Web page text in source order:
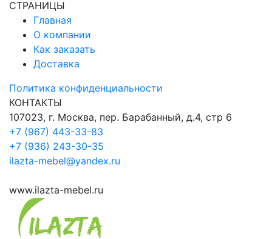
СТРАНИЦЫ
Главная
О компании
Как заказать
Доставка
Политика конфиденциальности
КОНТАКТЫ
107023, г. Москва, пер. Барабанный, д.4, стр 6
+7 (967) 443-33-83
+7 (936) 243-30-35
ilazta-mebel@yandex.ru
www.ilazta-mebel.ru